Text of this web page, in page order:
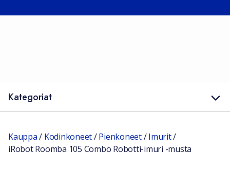
Kategoriat
Kauppa/ Kodinkoneet/Pienkoneet/Imurit/
iRobot Roomba 105 Combo Robotti-imuri -musta